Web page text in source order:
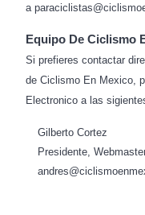
a
Equipo De Ciclismo
Si prefieres contactar
de Ciclismo En Mexico,
Electronico a las
Gilberto Cortez
Presidente,